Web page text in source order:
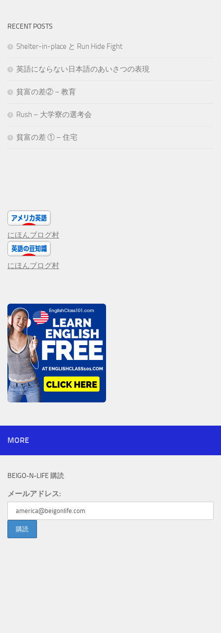
RECENT POSTS
Shelter-in-place と Run Hide Fight
英語にならない日本語のあいさつの表現
貧富の差② – 教育
Rush – 大学寮の選考会
貧富の差 ① – 住宅
にほんブログ村
にほんブログ村
MORE
BEIGO-N-LIFE 購読
メールアドレス: